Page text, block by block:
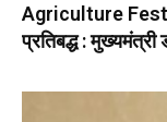
Agriculture
प्रतिबद्ध : मुख्यमंत्री